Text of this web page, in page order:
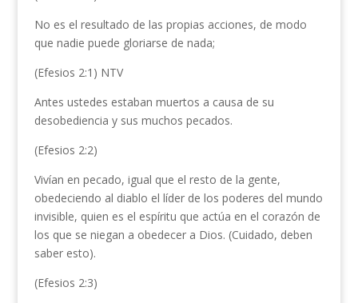
No es el resultado de las propias acciones, de modo
que nadie puede gloriarse de nada;
(Efesios 2:1) NTV
Antes ustedes estaban muertos a causa de su
desobediencia y sus muchos pecados.
(Efesios 2:2)
Vivían en pecado, igual que el resto de la gente,
obedeciendo al diablo el líder de los poderes del mundo
invisible, quien es el espíritu que actúa en el corazón de
los que se niegan a obedecer a Dios. (Cuidado, deben
saber esto).
(Efesios 2:3)